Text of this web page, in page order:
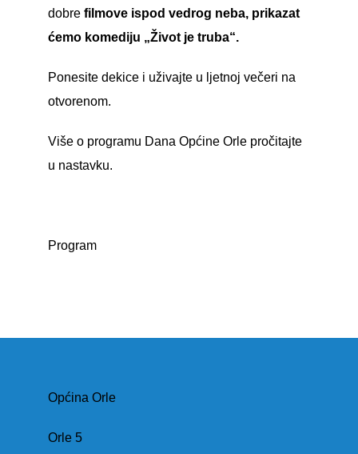
dobre filmove ispod vedrog neba, prikazat
ćemo komediju „Život je truba“.
Ponesite dekice i uživajte u ljetnoj večeri na
otvorenom.
Više o programu Dana Općine Orle pročitajte
u nastavku.
Program
Općina Orle
Orle 5